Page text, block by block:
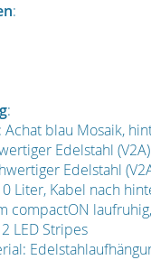
:
:
Achat blau Mosaik,
Edelstahl (V2A)
Edelstahl
Liter, Kabel nach
compactON
LED Stripes